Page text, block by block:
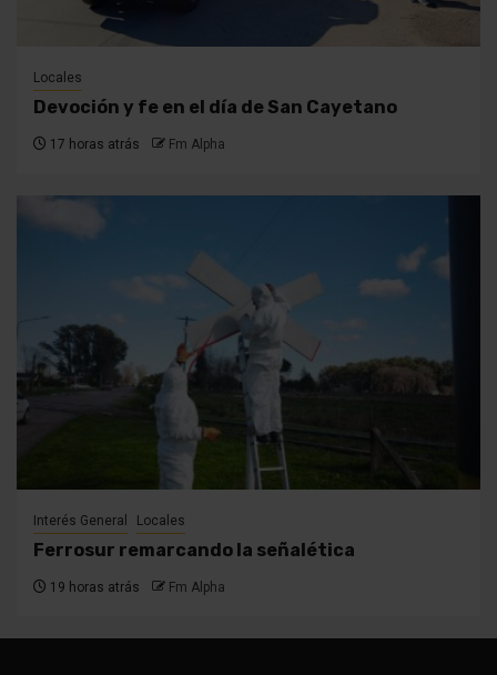
Locales
Devoción y fe en el día de San Cayetano
17 horas atrás Fm Alpha
Interés General Locales
Ferrosur remarcando la señalética
19 horas atrás Fm Alpha